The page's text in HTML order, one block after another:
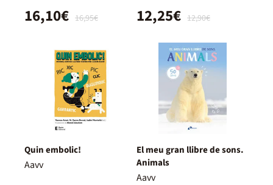
16,95€
16,10€ 12,90€
12,25€
Quin embolic!
Aavv
El meu gran llibre de sons.
Animals
Aavv